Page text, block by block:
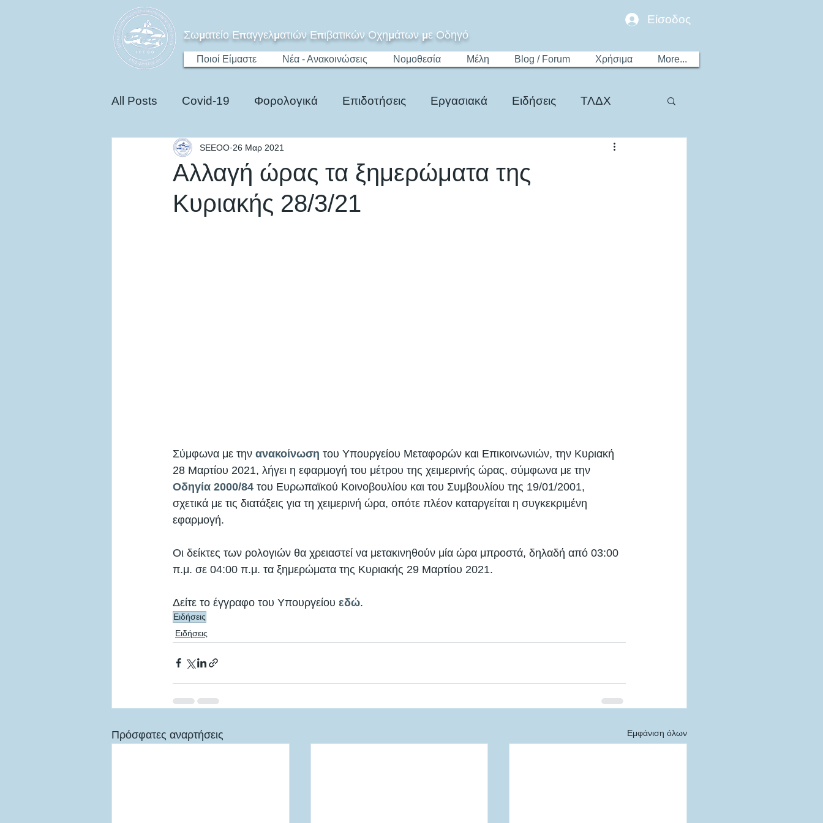
Είσοδος
Σωματείο Επαγγελματιών Επιβατικών Οχημάτων με Οδηγό
Ποιοί Είμαστε Νέα - Ανακοινώσεις Νομοθεσία Μέλη Blog / Forum Χρήσιμα More...
All Posts Covid-19 Φορολογικά Επιδοτήσεις Εργασιακά Ειδήσεις ΤΛΔΧ
Ηλεκτροκίνηση Edu
Αλλαγή ώρας τα ξημερώματα της
Κυριακής 28/3/21
SEEOO 26 Μαρ 2021
Σύμφωνα με την ανακοίνωση του Υπουργείου Μεταφορών και Επικοινωνιών, την Κυριακή
28 Μαρτίου 2021, λήγει η εφαρμογή του μέτρου της χειμερινής ώρας, σύμφωνα με την
Οδηγία 2000/84 του Ευρωπαϊκού Κοινοβουλίου και του Συμβουλίου της 19/01/2001,
σχετικά με τις διατάξεις για τη χειμερινή ώρα, οπότε πλέον καταργείται η συγκεκριμένη
εφαρμογή.
Οι δείκτες των ρολογιών θα χρειαστεί να μετακινηθούν μία ώρα μπροστά, δηλαδή από 03:00
π.μ. σε 04:00 π.μ. τα ξημερώματα της Κυριακής 29 Μαρτίου 2021.
Δείτε το έγγραφο του Υπουργείου εδώ.
Ειδήσεις
Ειδήσεις
Πρόσφατες αναρτήσεις Εμφάνιση όλων